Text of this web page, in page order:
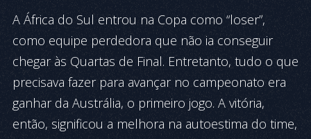
A África do Sul entrou na Copa como “loser”,
como equipe perdedora que não ia conseguir
chegar às Quartas de Final. Entretanto, tudo o que
precisava fazer para avançar no campeonato era
ganhar da Austrália, o primeiro jogo. A vitória,
então, significou a melhora na autoestima do time,